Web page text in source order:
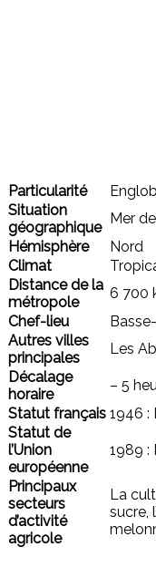
Particularité
Situation
géographique
Mer
Hémisphère
Nord
Climat
Distance de la
métropole
6 700
Chef-lieu
Autres villes
principales
Les
Décalage
horaire
– 5
Statut français 1946 :
Statut de
l’Union
européenne
1989 :
Principaux
secteurs
d’activité
agricole
La
sucre,